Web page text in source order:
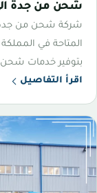
شحن من جدة
شركة شحن من جدة
المتاحة في
بتوفير خدمات
اقرأ التفاصيل